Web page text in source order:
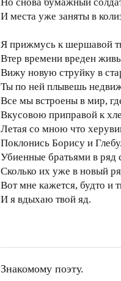
И места уже заняты в
Я прижмусь к шершавой
Втер времени вреден
Вижу новую струйку в
Ты по ней плывешь
Все мы встроены в мир,
Вкусовою приправой к
Летая со мною что
Поклонись Борису и Глебу.
Убиенные братьями в ряд
Сколько их уже в новый
Вот мне кажется, будто и
И я вдыхаю твой яд.
Знакомому поэту.